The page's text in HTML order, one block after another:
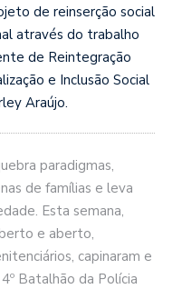
de reinserção social
através do trabalho
de Reintegração
e Inclusão Social
Araújo.
paradigmas,
de famílias e leva
Esta semana,
e aberto,
capinaram e
Batalhão da Polícia